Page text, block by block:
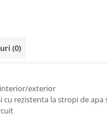
(0)
interior/exterior
cu rezistenta la stropi de